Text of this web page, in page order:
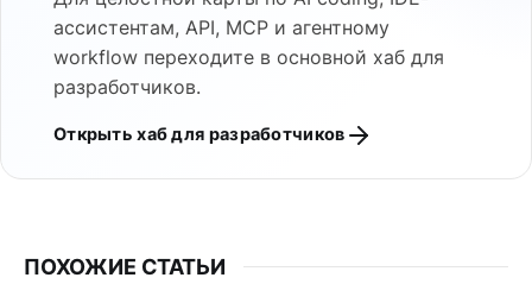
ассистентам, API, MCP и агентному
workflow переходите в основной хаб для
разработчиков.
Открыть хаб для разработчиков
ПОХОЖИЕ СТАТЬИ